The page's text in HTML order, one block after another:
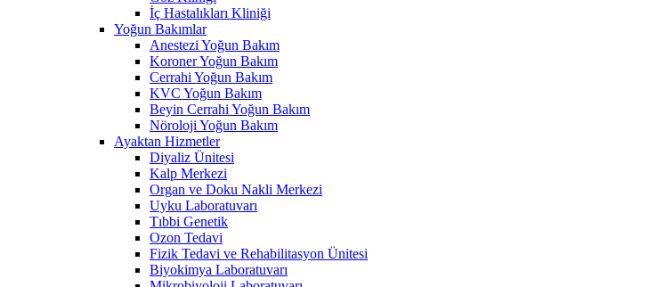
İç Hastalıkları Kliniği
Yoğun Bakımlar
Anestezi Yoğun Bakım
Koroner Yoğun Bakım
Cerrahi Yoğun Bakım
KVC Yoğun Bakım
Beyin Cerrahi Yoğun Bakım
Nöroloji Yoğun Bakım
Ayaktan Hizmetler
Diyaliz Ünitesi
Kalp Merkezi
Organ ve Doku Nakli Merkezi
Uyku Laboratuvarı
Tıbbi Genetik
Ozon Tedavi
Fizik Tedavi ve Rehabilitasyon Ünitesi
Biyokimya Laboratuvarı